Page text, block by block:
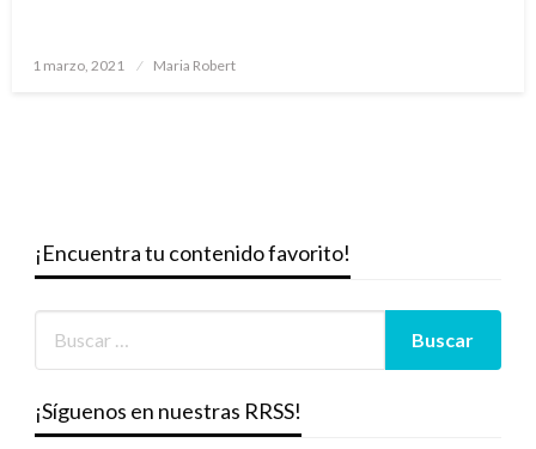
Publicado
1 marzo, 2021 Maria Robert
¡Encuentra tu contenido favorito!
¡Síguenos en nuestras RRSS!